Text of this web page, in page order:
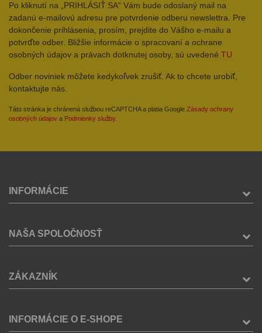
Po kliknutí na „PRIHLÁSIŤ SA“ Vám bude odoslaný mail na
zadanú e-mailovú adresu pre potvrdenie odberu newslettra. Pre
dokončenie prihlásenia, prosím, prejdite do Vášho e-mailu a
potvrďte odber. Bližšie informácie o spracovaní a ochrane
osobných údajov a právach dotknutej osoby, sú uvedené TU
Odber noviniek môžete kedykoľvek zrušiť. Ak to chcete urobiť,
kontaktujte nás.
Táto stránka je chránená službou reCAPTCHA a platia Google Zásady ochrany
osobných údajov a Podmienky služby.
INFORMÁCIE
NAŠA SPOLOČNOSŤ
ZÁKAZNÍK
INFORMÁCIE O E-SHOPE